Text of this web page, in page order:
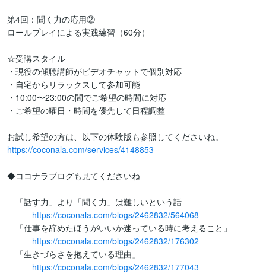
第4回：聞く力の応用②
ロールプレイによる実践練習（60分）
☆受講スタイル
・現役の傾聴講師がビデオチャットで個別対応
・自宅からリラックスして参加可能
・10:00〜23:00の間でご希望の時間に対応
・ご希望の曜日・時間を優先して日程調整
https://coconala.com/services/4148853
◆ココナラブログも見てくださいね
「話す力」より「聞く力」は難しいという話
https://coconala.com/blogs/2462832/564068
「仕事を辞めたほうがいいか迷っている時に考えること」
https://coconala.com/blogs/2462832/176302
「生きづらさを抱えている理由」
https://coconala.com/blogs/2462832/177043